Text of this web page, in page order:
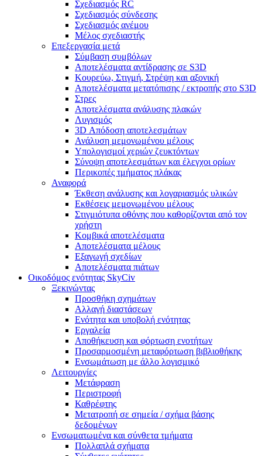
Σχεδιασμός RC
Σχεδιασμός σύνδεσης
Σχεδιασμός ανέμου
Μέλος σχεδιαστής
Επεξεργασία μετά
Σύμβαση συμβόλων
Αποτελέσματα αντίδρασης σε S3D
Κουρεύω, Στιγμή, Στρέψη και αξονική
Αποτελέσματα μετατόπισης / εκτροπής στο S3D
Στρες
Αποτελέσματα ανάλυσης πλακών
Λυγισμός
3D Απόδοση αποτελεσμάτων
Ανάλυση μεμονωμένου μέλους
Υπολογισμοί χεριών ζευκτόντων
Σύνοψη αποτελεσμάτων και έλεγχοι ορίων
Περικοπές τμήματος πλάκας
Αναφορά
Έκθεση ανάλυσης και λογαριασμός υλικών
Εκθέσεις μεμονωμένου μέλους
Στιγμιότυπα οθόνης που καθορίζονται από τον
χρήστη
Κομβικά αποτελέσματα
Αποτελέσματα μέλους
Εξαγωγή σχεδίων
Αποτελέσματα πιάτων
Οικοδόμος ενότητας SkyCiv
Ξεκινώντας
Προσθήκη σχημάτων
Αλλαγή διαστάσεων
Ενότητα και υποβολή ενότητας
Εργαλεία
Αποθήκευση και φόρτωση ενοτήτων
Προσαρμοσμένη μεταφόρτωση βιβλιοθήκης
Ενσωμάτωση με άλλο λογισμικό
Λειτουργίες
Μετάφραση
Περιστροφή
Καθρέφτης
Μετατροπή σε σημεία / σχήμα βάσης
δεδομένων
Ενσωματωμένα και σύνθετα τμήματα
Πολλαπλά σχήματα